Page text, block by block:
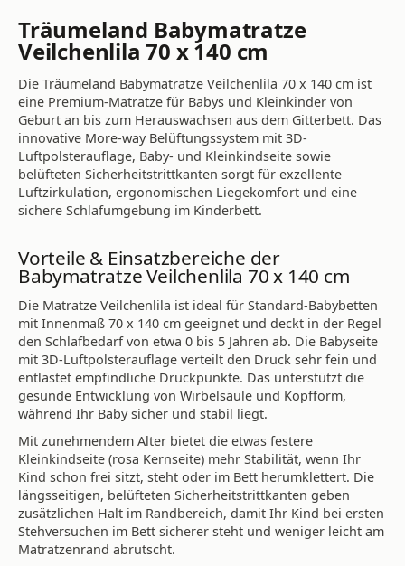
Träumeland Babymatratze
Veilchenlila 70 x 140 cm
Die Träumeland Babymatratze Veilchenlila 70 x 140 cm ist
eine Premium-Matratze für Babys und Kleinkinder von
Geburt an bis zum Herauswachsen aus dem Gitterbett. Das
innovative More-way Belüftungssystem mit 3D-
Luftpolsterauflage, Baby- und Kleinkindseite sowie
belüfteten Sicherheitstrittkanten sorgt für exzellente
Luftzirkulation, ergonomischen Liegekomfort und eine
sichere Schlafumgebung im Kinderbett.
Vorteile & Einsatzbereiche der
Babymatratze Veilchenlila 70 x 140 cm
Die Matratze Veilchenlila ist ideal für Standard-Babybetten
mit Innenmaß 70 x 140 cm geeignet und deckt in der Regel
den Schlafbedarf von etwa 0 bis 5 Jahren ab. Die Babyseite
mit 3D-Luftpolsterauflage verteilt den Druck sehr fein und
entlastet empfindliche Druckpunkte. Das unterstützt die
gesunde Entwicklung von Wirbelsäule und Kopfform,
während Ihr Baby sicher und stabil liegt.
Mit zunehmendem Alter bietet die etwas festere
Kleinkindseite (rosa Kernseite) mehr Stabilität, wenn Ihr
Kind schon frei sitzt, steht oder im Bett herumklettert. Die
längsseitigen, belüfteten Sicherheitstrittkanten geben
zusätzlichen Halt im Randbereich, damit Ihr Kind bei ersten
Stehversuchen im Bett sicherer steht und weniger leicht am
Matratzenrand abrutscht.